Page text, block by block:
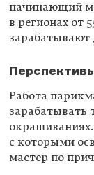
начинающий
в регионах от
зарабатывают
Работа
зарабатывать
с которыми
мастер по